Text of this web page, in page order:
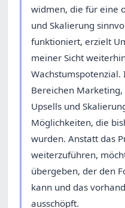
widmen, die für eine
und Skalierung
funktioniert, erzielt
meiner Sicht
Bereichen
Upsells und
Möglichkeiten, die
wurden. Anstatt das
weiterzuführen,
übergeben, der den
kann und das
ausschöpft.